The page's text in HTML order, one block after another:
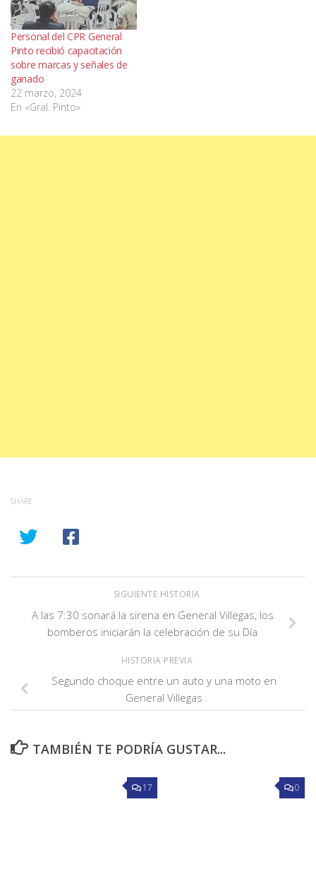
Personal del CPR General
Pinto recibió capacitación
sobre marcas y señales de
ganado
22 marzo, 2024
En «Gral. Pinto»
SHARE
SIGUIENTE HISTORIA
A las 7:30 sonará la sirena en General Villegas, los
bomberos iniciarán la celebración de su Día
HISTORIA PREVIA
Segundo choque entre un auto y una moto en
General Villegas
TAMBIÉN TE PODRÍA GUSTAR...
17 0